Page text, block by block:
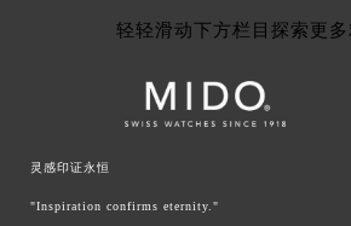
轻轻滑动下方栏目探索更
灵感印证永恒
"Inspiration confirms eternity."